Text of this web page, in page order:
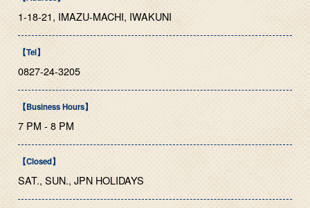
1-18-21, IMAZU-MACHI, IWAKUNI
【Tel】
0827-24-3205
【Business Hours】
7 PM - 8 PM
【Closed】
SAT., SUN., JPN HOLIDAYS